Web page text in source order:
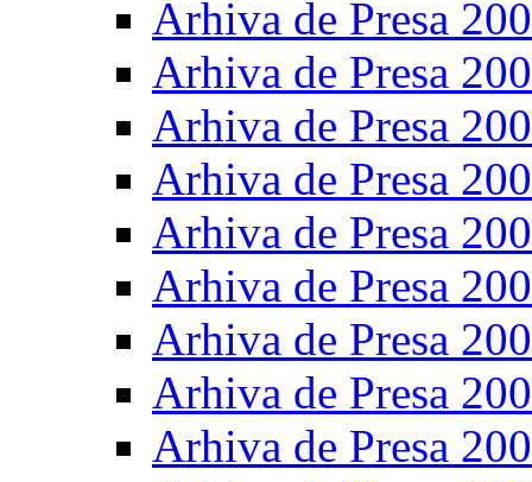
Arhiva de Presa
Arhiva de Presa
Arhiva de Presa
Arhiva de Presa
Arhiva de Presa
Arhiva de Presa
Arhiva de Presa
Arhiva de Presa
Arhiva de Presa